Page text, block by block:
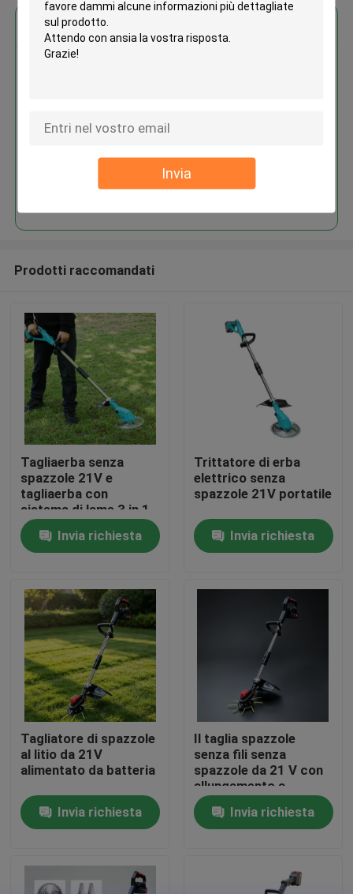
Invia
Casa.
Prodotti
Video
Su di noi
display di fabbrica
Contattaci
Chiedi un preventivo
motosega elettrica
Ottieni il miglior prezzo per
Continua
Prodotti raccomandati
Tagliaerba senza
spazzole 21V e
tagliaerba con
sistema di lame 3 in 1
Invia richiesta
Trittatore di erba
elettrico senza
spazzole 21V portatile
Invia richiesta
Tagliatore di spazzole
al litio da 21V
alimentato da batteria
Invia richiesta
Il taglia spazzole
senza fili senza
spazzole da 21 V con
allungamento a
manico D consente di
guidare con una sola
mano, facilitando le
Invia richiesta